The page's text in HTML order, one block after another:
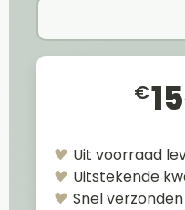
€15
Uit voorraad
Uitstekende
Snel verzonden